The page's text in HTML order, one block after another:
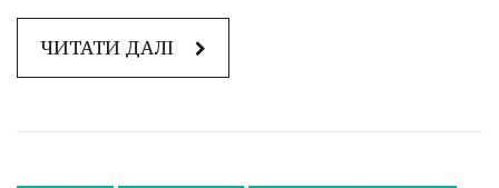
ЧИТАТИ ДАЛІ